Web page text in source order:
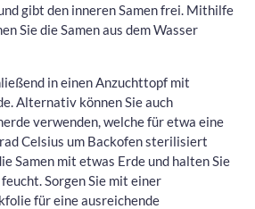
gibt den inneren Samen frei. Mithilfe
Sie die Samen aus dem Wasser
in einen Anzuchttopf mit
Alternativ können Sie auch
verwenden, welche für etwa eine
Celsius um Backofen sterilisiert
Samen mit etwas Erde und halten Sie
Sorgen Sie mit einer
für eine ausreichende